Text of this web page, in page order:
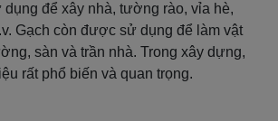
để xây nhà, tường rào, vỉa hè,
Gạch còn được sử dụng để làm vật
sàn và trần nhà. Trong xây dựng,
rất phổ biến và quan trọng.